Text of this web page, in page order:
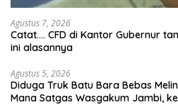
Agustus 7, 2026
Catat…. CFD di Kantor Gubernur
ini alasannya
Agustus 5, 2026
Diduga Truk Batu Bara Bebas
Mana Satgas Wasgakum Jambi,